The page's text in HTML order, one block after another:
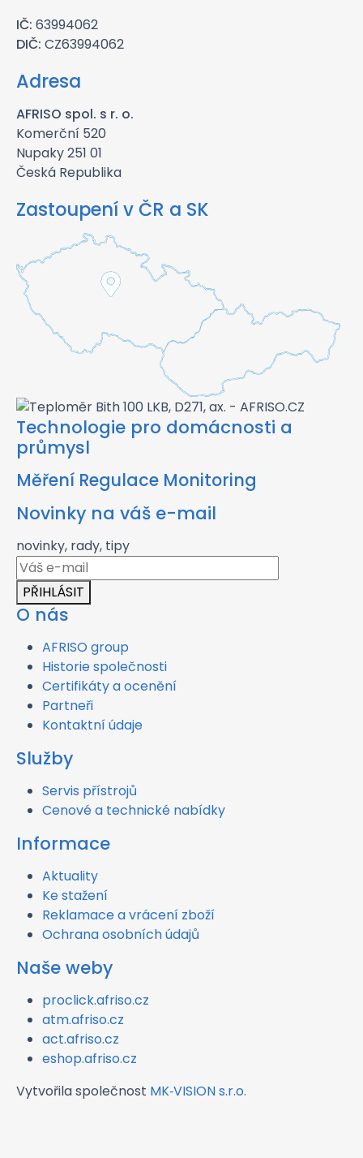
IČ: 63994062
DIČ: CZ63994062
Adresa
AFRISO spol. s r. o.
Komerční 520
Nupaky 251 01
Česká Republika
Zastoupení v ČR a SK
Technologie pro domácnosti a
průmysl
Měření Regulace Monitoring
Novinky na váš e-mail
novinky, rady, tipy
PŘIHLÁSIT
O nás
AFRISO group
Historie společnosti
Certifikáty a ocenění
Partneři
Kontaktní údaje
Služby
Servis přístrojů
Cenové a technické nabídky
Informace
Aktuality
Ke stažení
Reklamace a vrácení zboží
Ochrana osobních údajů
Naše weby
proclick.afriso.cz
atm.afriso.cz
act.afriso.cz
eshop.afriso.cz
Vytvořila společnost MK‑VISION s.r.o.